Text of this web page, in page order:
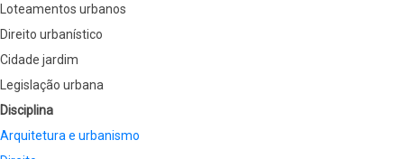
Loteamentos urbanos
Direito urbanístico
Cidade jardim
Legislação urbana
Disciplina
Arquitetura e urbanismo